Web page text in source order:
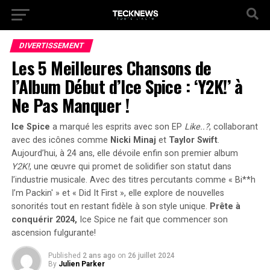
DIVERTISSEMENT
Les 5 Meilleures Chansons de
l’Album Début d’Ice Spice : ‘Y2K!’ à
Ne Pas Manquer !
Ice Spice a marqué les esprits avec son EP Like..?, collaborant
avec des icônes comme Nicki Minaj et Taylor Swift.
Aujourd’hui, à 24 ans, elle dévoile enfin son premier album
Y2K!, une œuvre qui promet de solidifier son statut dans
l’industrie musicale. Avec des titres percutants comme « Bi**h
I’m Packin' » et « Did It First », elle explore de nouvelles
sonorités tout en restant fidèle à son style unique. Prête à
conquérir 2024, Ice Spice ne fait que commencer son
ascension fulgurante!
Published 2 ans ago on 26 juillet 2024
By Julien Parker